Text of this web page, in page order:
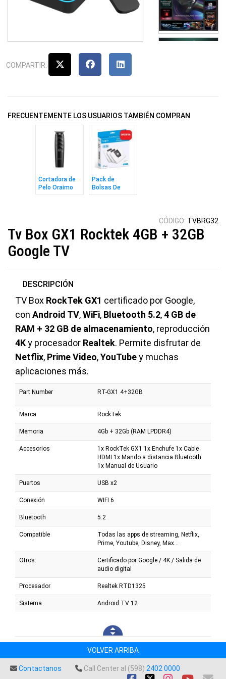
COMPARTIR:
FRECUENTEMENTE LOS USUARIOS TAMBIÉN COMPRAN
Cortadora de
Pelo Oraimo
SmartTrimmer
Pack de
Bolsas De
Residuos Para
CÓDIGO: TVBRG32
Tv Box GX1 Rocktek 4GB + 32GB
Google TV
DESCRIPCIÓN
TV Box RockTek GX1 certificado por Google,
con Android TV,WiFi, Bluetooth 5.2,4 GB de
RAM + 32 GB de almacenamiento, reproducción
4Ky procesador Realtek. Permite disfrutar de
Netflix, Prime Video,YouTubey muchas
aplicaciones más.
Part Number RT-GX1 4+32GB
Marca RockTek
Memoria 4Gb + 32Gb (RAM LPDDR4)
Accesorios
1x RockTek GX1 1x Enchufe 1x Cable
HDMI 1x Mando a distancia Bluetooth
1x Manual de Usuario
Puertos USB x2
Conexión WIFI 6
Bluetooth 5.2
Compatible
Todas las apps de streaming, Netflix,
Prime, Youtube, Disney, Max...
Otros:
Certificado por Google / 4K / Salida de
audio digital
Procesador Realtek RTD1325
Sistema Android TV 12
VOLVER ARRIBA
Contactanos Call Center al (598) 2402 0000